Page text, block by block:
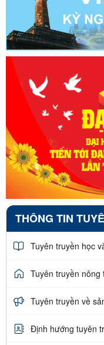
THÔNG TIN
Tuyên truyền học
Tuyên truyền nông
Tuyên truyền về
Định hướng tuyên